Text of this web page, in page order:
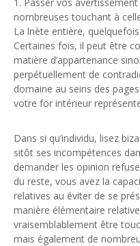
nombreuses touchant à
La lnète entière,
Certaines fois, il peut être
matière d’appartenance
perpétuellement de
domaine au seins des
votre for intérieur
Dans si qu’individu, lisez
sitôt ses incompétences
demander les opinion
du reste, vous avez la
relatives au éviter de se
manière élémentaire
vraisemblablement être
mais également de